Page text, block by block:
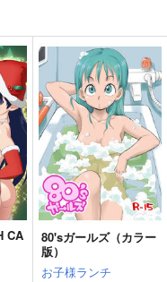
CA
80'sガールズ（カラー
版）
お子様ランチ